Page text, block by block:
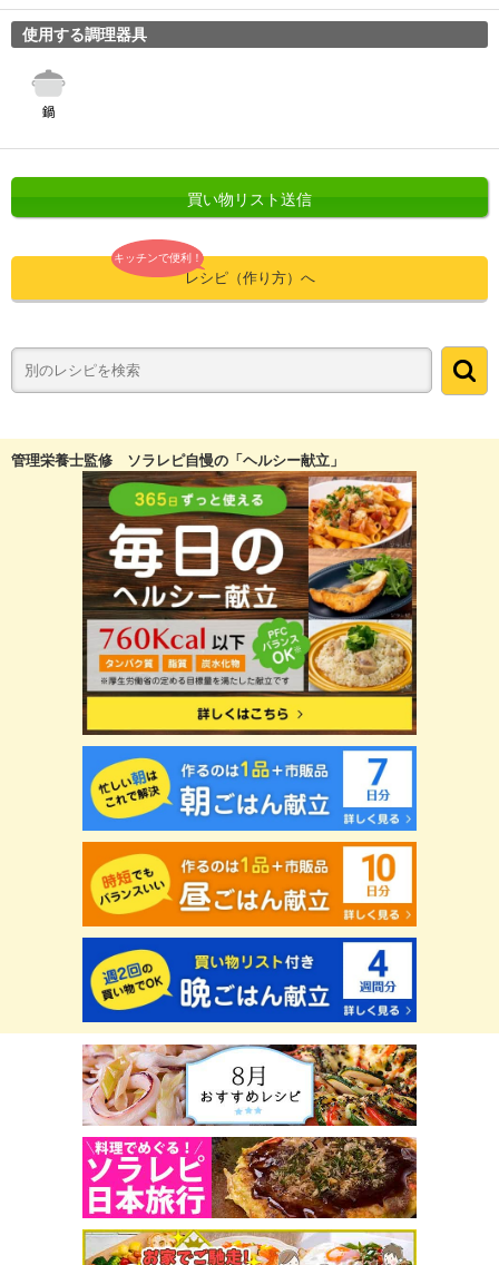
使用する調理器具
買い物リスト送信
キッチンで便利！
レシピ（作り方）へ
管理栄養士監修 ソラレピ自慢の「ヘルシー献立」